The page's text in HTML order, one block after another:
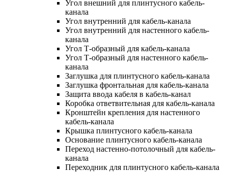
Угол внешний для плинтусного кабель-
канала
Угол внутренний для кабель-канала
Угол внутренний для настенного кабель-
канала
Угол Т-образный для кабель-канала
Угол Т-образный для настенного кабель-
канала
Заглушка для плинтусного кабель-канала
Заглушка фронтальная для кабель-канала
Защита ввода кабеля в кабель-канал
Коробка ответвительная для кабель-канала
Кронштейн крепления для настенного
кабель-канала
Крышка плинтусного кабель-канала
Основание плинтусного кабель-канала
Переход настенно-потолочный для кабель-
канала
Переходник для плинтусного кабель-канала